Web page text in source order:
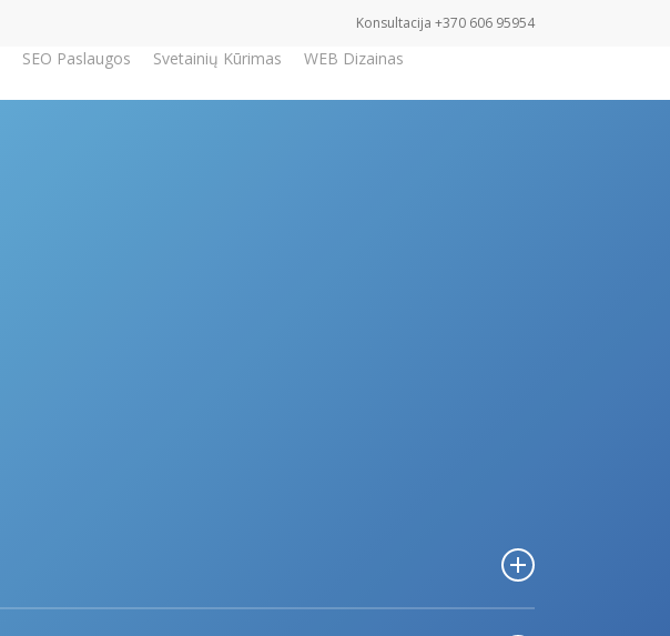
Konsultacija +370 606 95954
SEO Paslaugos Svetainių Kūrimas WEB Dizainas